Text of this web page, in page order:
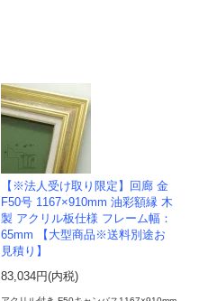
【※法人受け取り限定】回廊 金
F50号 1167×910mm 油彩額縁 木
製 アクリル板仕様 フレーム幅：
65mm 【大型商品※送料別途お
見積り】
83,034円(内税)